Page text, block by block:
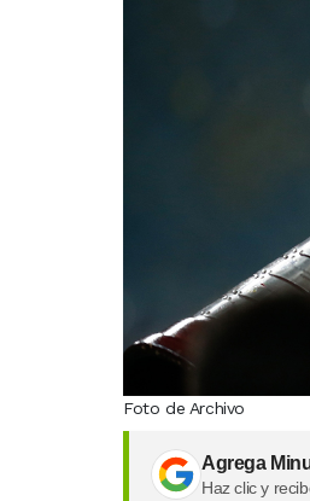
Foto de Archivo
Agrega
Haz clic y